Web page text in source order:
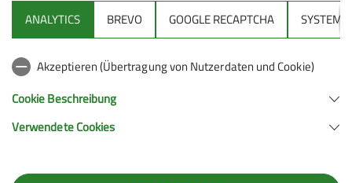
Stadtradeln 2026
Radeln für ein gutes Klima!
02.06.2026
Macht mit und radelt für das Team der DAV-Sektion
7. bis 27. Juni 2024 Kilometer auf dem Rad, Rollstuhl oder
Tourenberichte, Sektionsnews und Ankündigungen.
ANALYTICS BREVO GOOGLE RECAPTCHA SYSTEM
Akzeptieren (Übertragung von Nutzerdaten und Cookie)
Cookie Beschreibung
Verwendete Cookies